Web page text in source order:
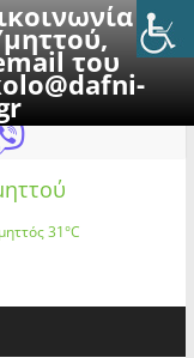
με
του
31°C